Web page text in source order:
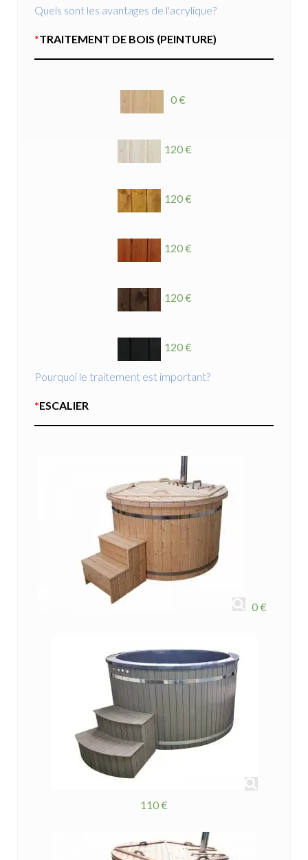
Quels sont les avantages de l'acrylique?
*TRAITEMENT DE BOIS (PEINTURE)
0 €
120 €
120 €
120 €
120 €
120 €
Pourquoi le traitement est important?
*ESCALIER
0 €
110 €